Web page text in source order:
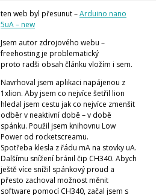
Začínáme s Arduinem
Tutoriály
Arduino projekty
Arduino s Massimem Banzim
Arduino se Zbyškem Vodou
Arduino v příkladech
Arduino roboti
Tinylab
Makeblock
Micro:bit
Videa
Koupit
ten web byl přesunut –Arduino nano
5uA – new
Jsem autor zdrojového webu –
freehosting je problematický
proto radši obsah článku vložím i sem.
Navrhoval jsem aplikaci napájenou z
1xlion. Aby jsem co nejvíce šetřil lion
hledal jsem cestu jak co nejvíce zmenšit
odběr v neaktivní době – v době
spánku. Použil jsem knihovnu Low
Power od rocketscreamu.
Spotřeba klesla z řádu mA na stovky uA.
Dalšímu snížení bránil čip CH340. Abych
ještě více snížil spánkový proud a
přesto zachoval možnost měnit
software pomocí CH340, začal jsem s